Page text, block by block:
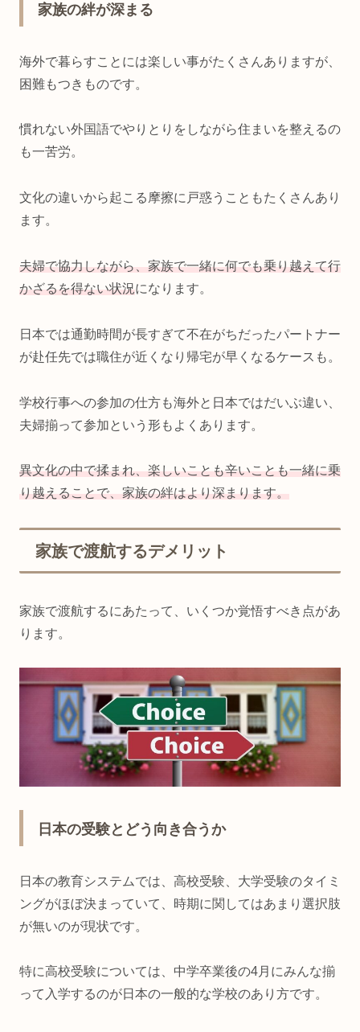
家族の絆が深まる
海外で暮らすことには楽しい事がたくさんありますが、
困難もつきものです。
慣れない外国語でやりとりをしながら住まいを整えるの
も一苦労。
文化の違いから起こる摩擦に戸惑うこともたくさんあり
ます。
夫婦で協力しながら、家族で一緒に何でも乗り越えて行
かざるを得ない状況になります。
日本では通勤時間が長すぎて不在がちだったパートナー
が赴任先では職住が近くなり帰宅が早くなるケースも。
学校行事への参加の仕方も海外と日本ではだいぶ違い、
夫婦揃って参加という形もよくあります。
異文化の中で揉まれ、楽しいことも辛いことも一緒に乗
り越えることで、家族の絆はより深まります。
家族で渡航するデメリット
家族で渡航するにあたって、いくつか覚悟すべき点があ
ります。
日本の受験とどう向き合うか
日本の教育システムでは、高校受験、大学受験のタイミ
ングがほぼ決まっていて、時期に関してはあまり選択肢
が無いのが現状です。
特に高校受験については、中学卒業後の4月にみんな揃
って入学するのが日本の一般的な学校のあり方です。